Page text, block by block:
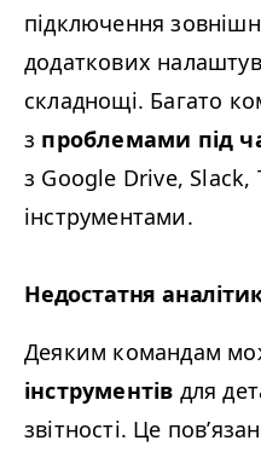
підключення
додаткових
складнощі. Багато
з проблемами під
з Google Drive,
інструментами.
Недостатня
Деяким командам
інструментів для
звітності. Це